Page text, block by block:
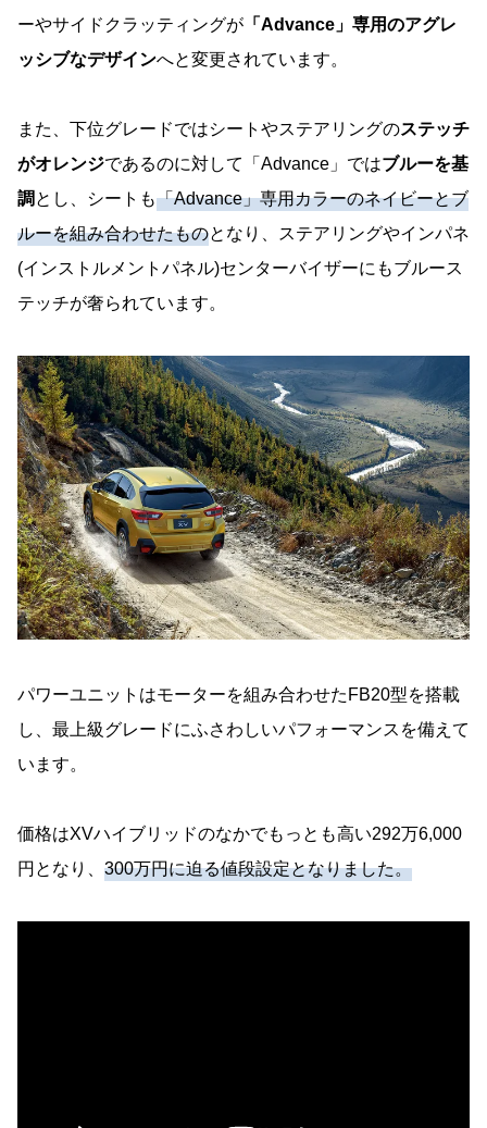
ーやサイドクラッティングが 「Advance」専用のアグレ
ッシブなデザインへと変更されています。
また、下位グレードではシートやステアリングのステッチ
がオレンジであるのに対して「Advance」ではブルーを基
調 とし、シートも「Advance」専用カラーのネイビーとブ
ルーを組み合わせたものとなり、ステアリングやインパネ
(インストルメントパネル)センターバイザーにもブルース
テッチが奢られています。
パワーユニットはモーターを組み合わせたFB20型を搭載
し、最上級グレードにふさわしいパフォーマンスを備えて
います。
価格はXVハイブリッドのなかでもっとも高い292万6,000
円となり、 300万円に迫る値段設定となりました。